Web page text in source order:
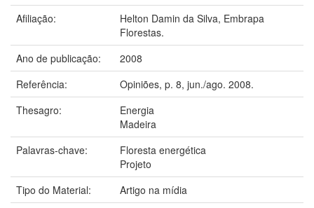
Afiliação:
Helton Damin da Silva, Embrapa
Florestas.
Ano de publicação:
2008
Referência:
Opiniões, p. 8, jun./ago. 2008.
Thesagro:
Energia
Madeira
Palavras-chave:
Floresta energética
Projeto
Tipo do Material:
Artigo na mídia